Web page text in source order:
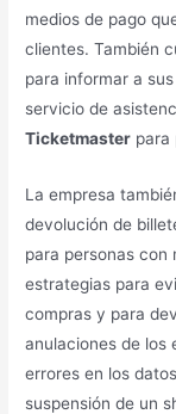
medios de pago
clientes. También
para informar a
servicio de
Ticketmaster para
La empresa
devolución de
para personas con
estrategias para
compras y para
anulaciones de los
errores en los
suspensión de un